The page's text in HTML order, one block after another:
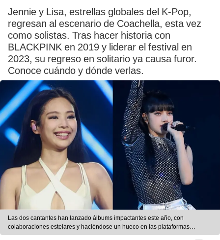
Jennie y Lisa, estrellas globales del K-Pop,
regresan al escenario de Coachella, esta vez
como solistas. Tras hacer historia con
BLACKPINK en 2019 y liderar el festival en
2023, su regreso en solitario ya causa furor.
Conoce cuándo y dónde verlas.
Las dos cantantes han lanzado álbums impactantes este año, con
colaboraciones estelares y haciéndose un hueco en las plataformas
digitales. Foto: Composición LR